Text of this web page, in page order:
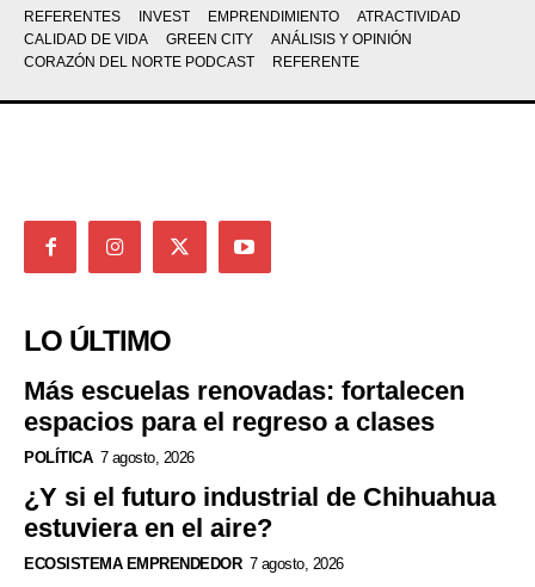
REFERENTES INVEST EMPRENDIMIENTO
ATRACTIVIDAD
CALIDAD DE VIDA
GREEN CITY
ANÁLISIS Y OPINIÓN
CORAZÓN DEL NORTE PODCAST
REFERENTE
LO ÚLTIMO
Más escuelas renovadas: fortalecen
espacios para el regreso a clases
POLÍTICA 7 agosto, 2026
¿Y si el futuro industrial de Chihuahua
estuviera en el aire?
ECOSISTEMA EMPRENDEDOR 7 agosto, 2026